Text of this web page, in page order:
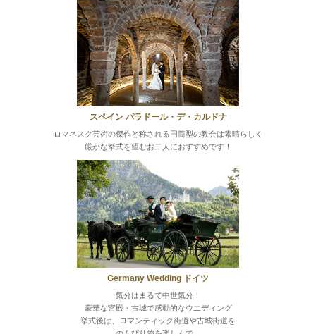
スペイン パラドール・デ・カルドナ
ロマネスク芸術の傑作と称される円筒型の教会は素晴らしく
厳かな挙式を望むお二人におすすめです！
Germany Wedding ドイツ
気分はまるで中世気分！
豪華な宮殿・古城で感動的なウエディング
挙式後は、ロマンティック街道や古城街道を